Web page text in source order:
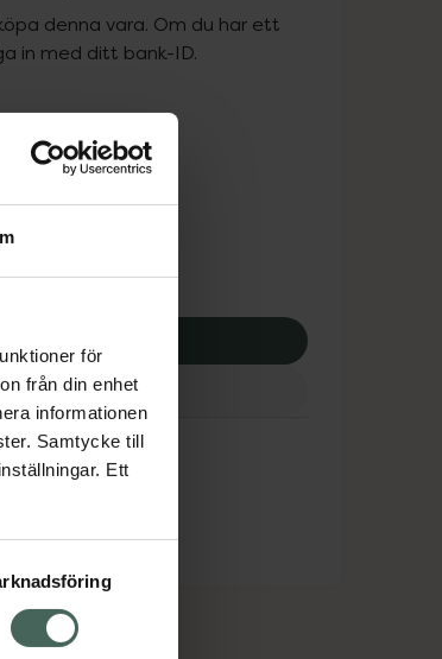
för
från din enhet
informationen
Samtycke till
Ett
denna vara. Om du har ett
in med ditt bank-ID.
gäller inte
kr
kr